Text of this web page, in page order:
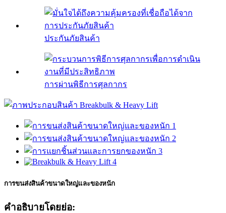
ประกันภัยสินค้า
การผ่านพิธีการศุลกากร
การขนส่งสินค้าขนาดใหญ่และของหนัก
คำอธิบายโดยย่อ: